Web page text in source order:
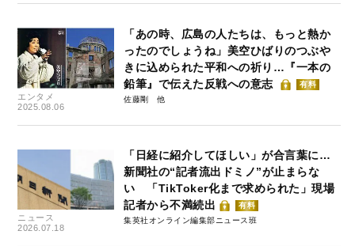
エンタメ
2025.08.06
「あの時、広島の人たちは、もっと熱か
ったのでしょうね」美空ひばりのつぶや
きに込められた平和への祈り…『一本の
鉛筆』で伝えた反戦への意志
有料
佐藤剛
ニュース
2026.07.18
「日経に紹介してほしい」が合言葉に…
新聞社の“記者流出ドミノ”が止まらな
い 「TikToker化まで求められた」現場
記者から不満続出
有料
集英社オンライン編集部ニュース班